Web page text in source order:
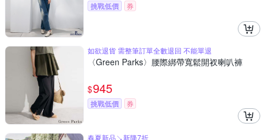
挑戰低價 券
如欲退貨 需整筆訂單全數退回 不能單退
〈Green Parks〉腰際綁帶寬鬆開衩喇叭褲
$945
挑戰低價 券
春夏新品↘新降7折